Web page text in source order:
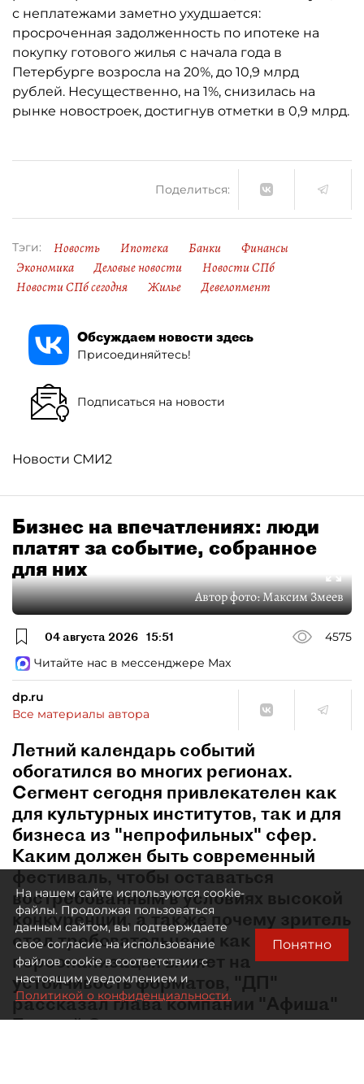
с неплатежами заметно ухудшается:
просроченная задолженность по ипотеке на
покупку готового жилья с начала года в
Петербурге возросла на 20%, до 10,9 млрд
рублей. Несущественно, на 1%, снизилась на
рынке новостроек, достигнув отметки в 0,9 млрд.
Поделиться:
Тэги: Новость Ипотека Банки
Финансы
Экономика
Деловые новости
Новости СПб
Новости СПб сегодня
Жилье Девелопмент
Обсуждаем новости здесь
Присоединяйтесь!
Подписаться на новости
Новости СМИ2
Бизнес на впечатлениях: люди
платят за событие, собранное
для них
Автор фото:Максим Змеев
04 августа 2026 15:51
4575
Читайте нас в мессенджере Max
dp.ru
Все материалы автора
Летний календарь событий
обогатился во многих регионах.
Сегмент сегодня привлекателен как
для культурных институтов, так и для
бизнеса из "непрофильных" сфер.
Каким должен быть современный
фестиваль, чтобы оставаться
востребованным в условиях высокой
конкуренции, а также почему зритель
стал требовательнее и как
персонализация влияет на
устойчивость форматов, "ДП"
рассказал глава компании "Афиша"
Евгений Сидоров.
На нашем сайте используются cookie-
файлы. Продолжая пользоваться
данным сайтом, вы подтверждаете
свое согласие на использование
файлов cookie в соответствии с
настоящим уведомлением и
Политикой о конфиденциальности.
Понятно